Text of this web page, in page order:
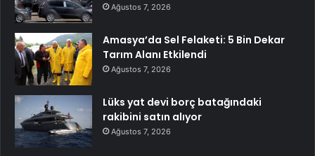
Ağustos 7, 2026
Amasya’da Sel Felaketi: 5 Bin Dekar
Tarım Alanı Etkilendi
Ağustos 7, 2026
Lüks yat devi borç batağındaki
rakibini satın alıyor
Ağustos 7, 2026